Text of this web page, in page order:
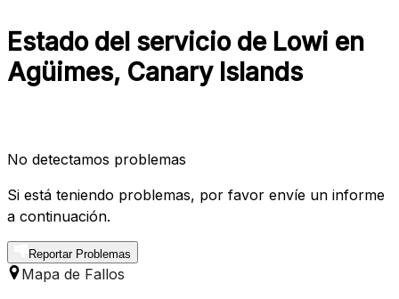
Estado del servicio de Lowi en
Agüimes, Canary Islands
No detectamos problemas
Si está teniendo problemas, por favor envíe un informe
a continuación.
Reportar Problemas
Mapa de Fallos